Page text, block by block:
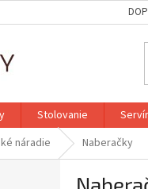
Stolovanie
náradie Naberačky